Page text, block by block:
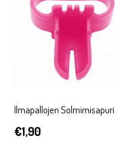
Ilmapallojen Solmimisapuri
€1,90